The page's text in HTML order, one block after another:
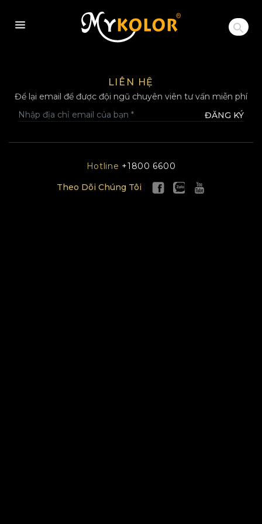
MYKOLOR
LIÊN HỆ
Để lại email để được đội ngũ chuyên viên tư vấn miễn phí
ĐĂNG KÝ
Hotline +1800 6600
Theo Dõi Chúng Tôi